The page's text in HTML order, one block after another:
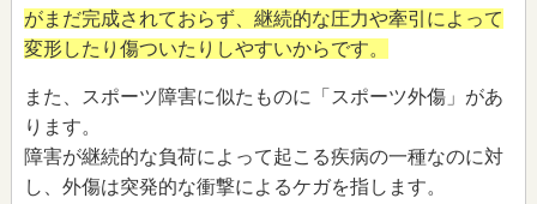
がまだ完成されておらず、継続的な圧力や牽引によって
変形したり傷ついたりしやすいからです。
また、スポーツ障害に似たものに「スポーツ外傷」があ
ります。
障害が継続的な負荷によって起こる疾病の一種なのに対
し、外傷は突発的な衝撃によるケガを指します。